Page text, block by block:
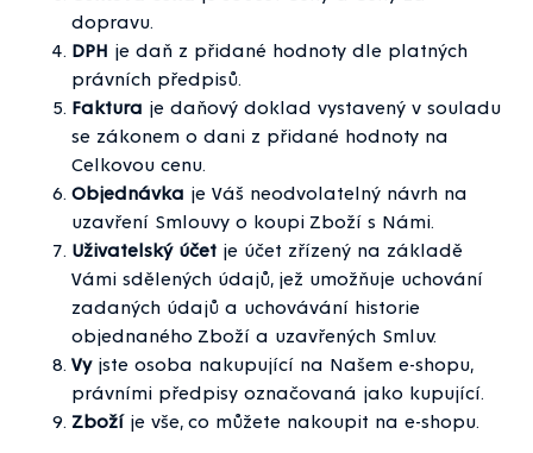
dopravu.
DPH je daň z přidané hodnoty dle platných
právních předpisů.
Faktura je daňový doklad vystavený v souladu
se zákonem o dani z přidané hodnoty na
Celkovou cenu.
Objednávka je Váš neodvolatelný návrh na
uzavření Smlouvy o koupi Zboží s Námi.
Uživatelský účet je účet zřízený na základě
Vámi sdělených údajů, jež umožňuje uchování
zadaných údajů a uchovávání historie
objednaného Zboží a uzavřených Smluv.
Vyjste osoba nakupující na Našem e-shopu,
právními předpisy označovaná jako kupující.
Zbožíje vše, co můžete nakoupit na e-shopu.